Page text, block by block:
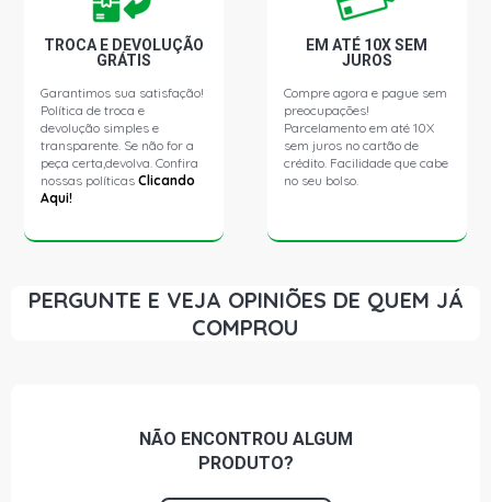
CLIO EXPRESSION HATCH 1.6 16V FLEX (2005 - 2005)
CLIO PRIVILEGE HATCH 1.6 16V GASOLINA (2000 - 2005)
CLIO RN HATCH 1.6 16V GASOLINA (2000 - 2005)
CLIO RL HATCH 1.6 8V GASOLINA (2000 - 2000)
CLIO RN HATCH 1.6 8V GASOLINA (2000 - 2002)
CLIO BOTIC SEDAN 1.0 16V GASOLINA (2000 - 2005)
TROCA E DEVOLUÇÃO
GRÁTIS
Garantimos sua satisfação!
Política de troca e
devolução simples e
transparente. Se não for a
peça certa,devolva. Confira
nossas políticasClicando
Aqui!
EM ATÉ 10X SEM
JUROS
Compre agora e pague sem
preocupações!
Parcelamento em até 10X
sem juros no cartão de
crédito. Facilidade que cabe
no seu bolso.
PERGUNTE E VEJA OPINIÕES DE QUEM JÁ
COMPROU
NÃO ENCONTROU ALGUM
PRODUTO?